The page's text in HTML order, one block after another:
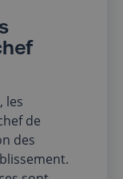
les
de
des